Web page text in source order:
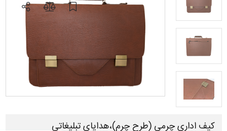
کیف اداری چرمی (طرح چرم)،هدایای تبلیغاتی